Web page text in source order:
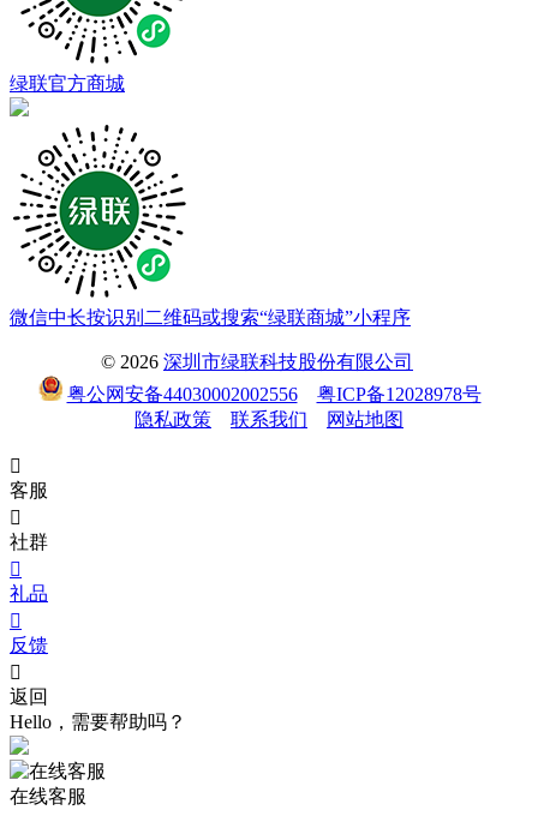
绿联官方商城
微信中长按识别二维码或搜索“绿联商城”小程序
© 2026 深圳市绿联科技股份有限公司
粤公网安备44030002002556
粤ICP备12028978号
隐私政策
联系我们 网站地图

客服

社群

礼品

反馈

返回
Hello，需要帮助吗？
在线客服